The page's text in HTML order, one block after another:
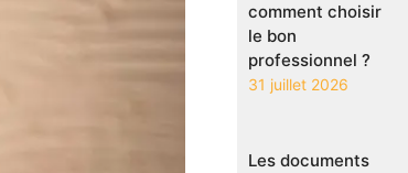
comment choisir
le bon
professionnel ?
31 juillet 2026
Les documents